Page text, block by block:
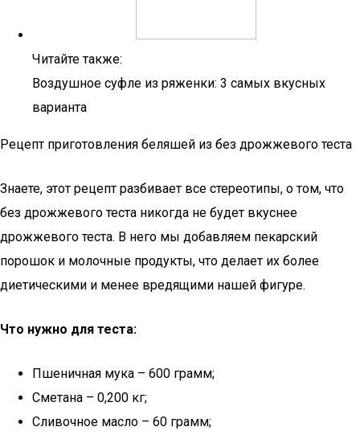
Читайте также:
Воздушное суфле из ряженки: 3 самых вкусных
варианта
Рецепт приготовления беляшей из без дрожжевого теста
Знаете, этот рецепт разбивает все стереотипы, о том, что
без дрожжевого теста никогда не будет вкуснее
дрожжевого теста. В него мы добавляем пекарский
порошок и молочные продукты, что делает их более
диетическими и менее вредящими нашей фигуре.
Что нужно для теста:
Пшеничная мука – 600 грамм;
Сметана – 0,200 кг;
Сливочное масло – 60 грамм;